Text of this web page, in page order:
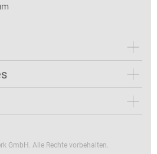
GmbH. Alle Rechte vorbehalten.